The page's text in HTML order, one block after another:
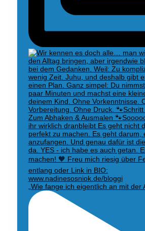
„Wie fange ich eigentlich an mit der